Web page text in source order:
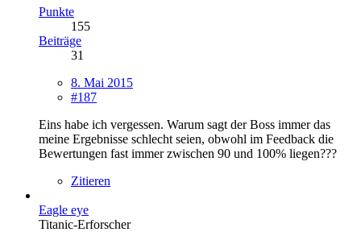
Punkte
155
Beiträge
31
8. Mai 2015
#187
Eins habe ich vergessen. Warum sagt der Boss immer das
meine Ergebnisse schlecht seien, obwohl im Feedback die
Bewertungen fast immer zwischen 90 und 100% liegen???
Zitieren
Eagle eye
Titanic-Erforscher